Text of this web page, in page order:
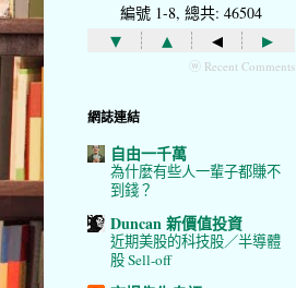
編號 1-8, 總共: 46504
▾ ▴ ◂ ▸
ⓦ Recent Comments
網誌連結
自由一千萬
為什麼有些人一輩子都賺不
到錢？
Duncan 新價值投資
近期美股的科技股／半導體
股 Sell-off